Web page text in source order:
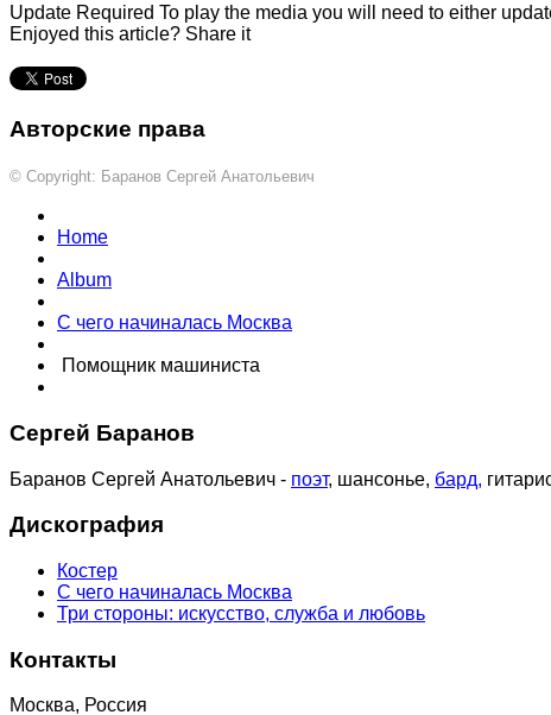
Update Required To play the media you will need to either
Enjoyed this article? Share it
Авторские права
© Copyright: Баранов Сергей Анатольевич
Home
Album
С чего начиналась Москва
Помощник машиниста
Сергей Баранов
Баранов Сергей Анатольевич - поэт, шансонье, бард,
Дискография
Костер
С чего начиналась Москва
Три стороны: искусство, служба и любовь
Контакты
Москва, Россия